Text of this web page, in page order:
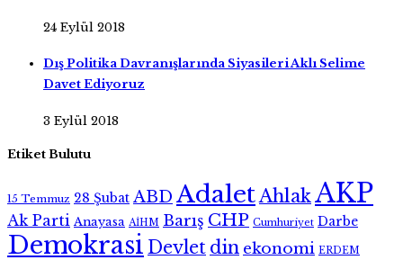
24 Eylül 2018
Dış Politika Davranışlarında Siyasileri Aklı Selime
Davet Ediyoruz
3 Eylül 2018
Etiket Bulutu
15 Temmuz 28 Şubat ABD AdaletAhlakAKP
Ak Parti Anayasa AİHM Barış CHP Cumhuriyet Darbe
Demokrasi Devlet din ekonomi ERDEM